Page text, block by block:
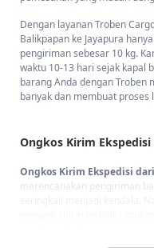
Dengan layanan Troben
Balikpapan ke Jayapura
pengiriman sebesar 10 kg.
waktu 10-13 hari sejak kapal
barang Anda dengan Troben
banyak dan membuat
Ongkos Kirim
Ongkos Kirim Ekspedisi
merencanakan pengiriman